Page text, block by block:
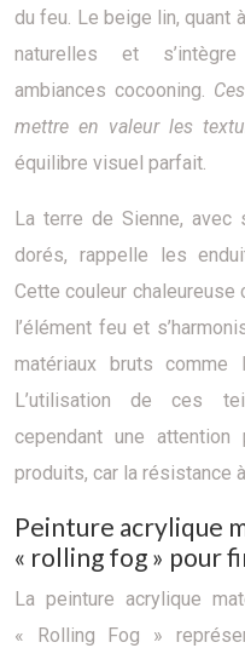
du feu. Le beige lin, quant
naturelles et
ambiances cocooning.
mettre en valeur les
équilibre visuel parfait.
La terre de Sienne,
dorés, rappelle les
Cette couleur chaleureuse
l’élément feu et
matériaux bruts
L’utilisation de ces
cependant une
produits, car la résistance
Peinture acrylique
« rolling fog » pour
La peinture acrylique
« Rolling Fog »